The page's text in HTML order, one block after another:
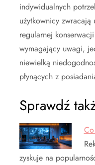
indywidualnych
użytkownicy zwracają
regularnej
wymagający uwagi,
niewielką
płynących z
Sprawdź
zyskuje na